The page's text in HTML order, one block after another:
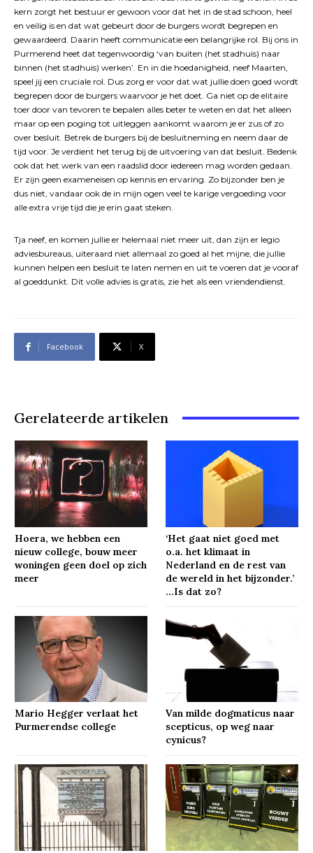
kern zorgt het bestuur er gewoon voor dat het in de stad schoon, heel
en veilig is en dat wat gebeurt door de burgers wordt begrepen en
gewaardeerd. Daarin heeft communicatie een belangrijke rol. Bij ons in
Purmerend heet dat tegenwoordig ‘van buiten (het stadhuis) naar
binnen (het stadhuis) werken’. En in die hoedanigheid, neef Maarten,
speel jij een cruciale rol. Dus zorg er voor dat wat jullie doen goed wordt
begrepen door de burgers waarvoor je het doet. Ga niet op de elitaire
toer door van tevoren te bepalen alles beter te weten en dat het alleen
maar op een poging tot uitleggen aankomt waarom je er zus of zo
over besluit. Betrek de burgers bij de besluitneming en neem daar de
tijd voor. Je verdient het terug bij de uitvoering van dat besluit. Bedenk
ook dat het werk van een raadslid door iedereen mag worden gedaan.
Er zijn geen exameneisen op kennis en ervaring. Zo bijzonder ben je
dus niet, vandaar ook de in mijn ogen veel te karige vergoeding voor
alle extra vrije tijd die je erin gaat steken.
Tja neef, en komen jullie er helemaal niet meer uit, dan zijn er legio
adviesbureaus, uiteraard niet allemaal zo goed al het mijne, die jullie
kunnen helpen een besluit te laten nemen en uit te voeren dat je vooraf
al goeddunkt. Dit volle advies is gratis, zie het als een vriendendienst.
Facebook X
Gerelateerde artikelen
Hoera, we hebben een
nieuw college, bouw meer
woningen geen doel op zich
meer
‘Het gaat niet goed met
o.a. het klimaat in
Nederland en de rest van
de wereld in het bijzonder.’
…Is dat zo?
Mario Hegger verlaat het
Purmerendse college
Van milde dogmaticus naar
scepticus, op weg naar
cynicus?